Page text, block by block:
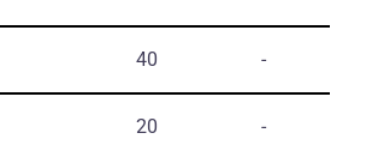
40 -
20 -